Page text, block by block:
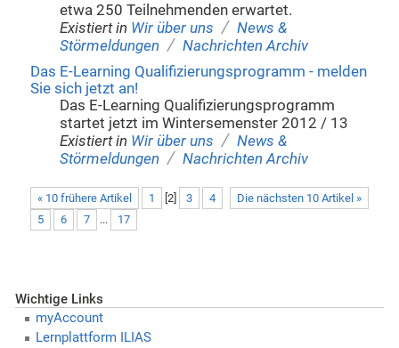
etwa 250 Teilnehmenden erwartet.
Existiert in Wir über uns / News &
Störmeldungen / Nachrichten Archiv
Das E-Learning Qualifizierungsprogramm - melden
Sie sich jetzt an!
Das E-Learning Qualifizierungsprogramm
startet jetzt im Wintersemenster 2012 / 13
Existiert in Wir über uns / News &
Störmeldungen / Nachrichten Archiv
« 10 frühere Artikel Die nächsten 10 Artikel »
1 2] 3
4
5
6 7 ... 17
Wichtige Links
myAccount
Lernplattform ILIAS